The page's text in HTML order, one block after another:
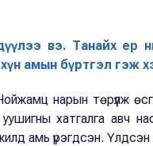
вэ. Танайх ер нь
амын бүртгэл гэж
нарын төрүүлж
хатгалга авч
амь үрэгдсэн. Үлдсэн